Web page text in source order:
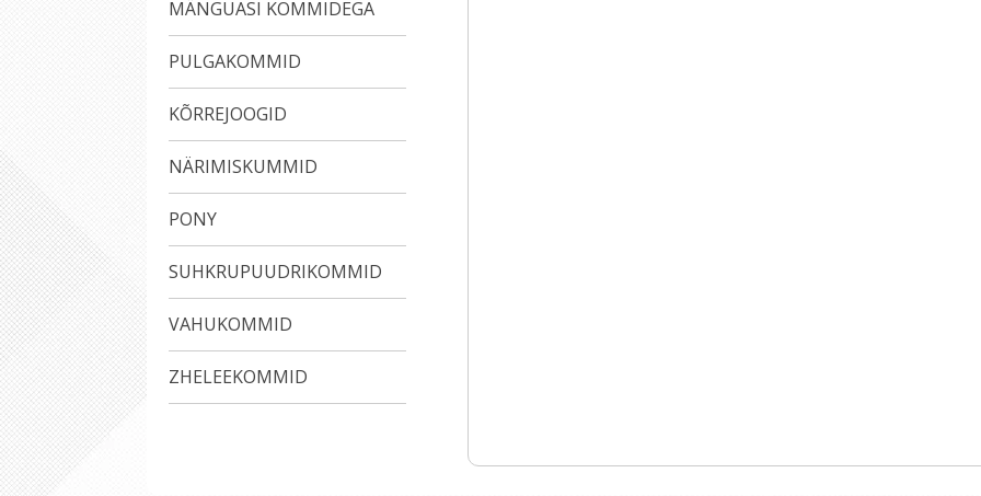
MÄNGUASI KOMMIDEGA
PULGAKOMMID
KÕRREJOOGID
NÄRIMISKUMMID
PONY
SUHKRUPUUDRIKOMMID
VAHUKOMMID
ZHELEEKOMMID